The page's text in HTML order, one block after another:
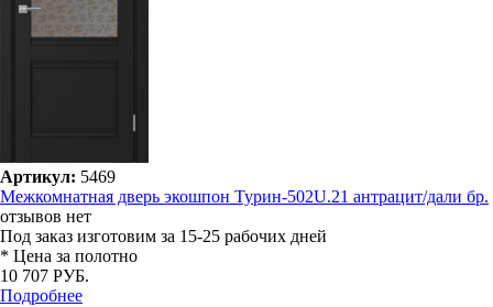
Артикул: 5469
Межкомнатная дверь экошпон Турин-502U.21 антрацит/дали бр.
отзывов нет
Под заказ изготовим за 15-25 рабочих дней
* Цена за полотно
10 707 РУБ.
Подробнее